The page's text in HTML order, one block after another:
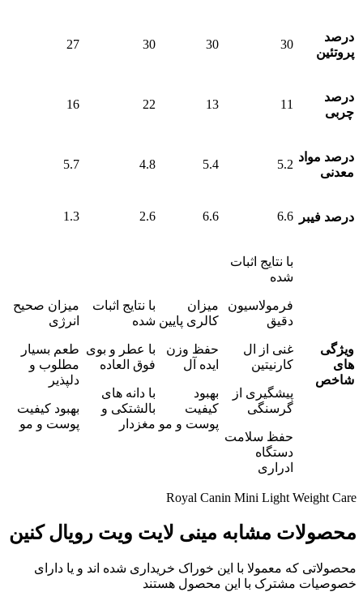
درصد
پروتئین
30
30
30
27
درصد
چربی
11
13
22
16
درصد مواد
معدنی
5.2
5.4
4.8
5.7
درصد فیبر 6.6
6.6
2.6
1.3
ویژگی
های
شاخص
با نتایج اثبات
شده
فرمولاسیون
دقیق
غنی از ال
کارنیتین
پیشگیری از
گرسنگی
حفظ سلامت
دستگاه
ادراری
میزان
کالری پایین
حفظ وزن
ایده آل
بهبود
کیفیت
پوست و مو
با نتایج اثبات
شده
با عطر و بوی
فوق العاده
با دانه های
بالشتکی و
مغزدار
میزان صحیح
انرژی
طعم بسیار
مطلوب و
دلپذیر
بهبود کیفیت
پوست و مو
Royal Canin Mini Light Weight Care
محصولات مشابه مینی لایت ویت رویال کنین
محصولاتی که معمولا با این خوراک خریداری شده اند و یا دارای
خصوصیات مشترک با این محصول هستند